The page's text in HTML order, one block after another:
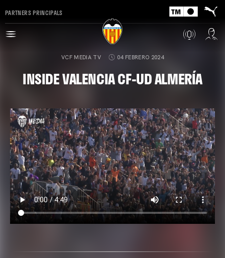
PARTNERS PRINCIPALS
VCF MEDIA TV 04 FEBRERO 2024
INSIDE VALENCIA CF-UD ALMERÍA